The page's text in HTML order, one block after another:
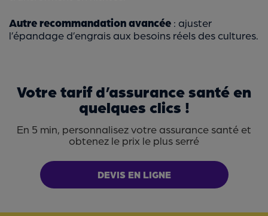
Autre recommandation avancée : ajuster
l’épandage d’engrais aux besoins réels des cultures.
Votre tarif d’assurance santé en
quelques clics !
En 5 min, personnalisez votre assurance santé et
obtenez le prix le plus serré
DEVIS EN LIGNE